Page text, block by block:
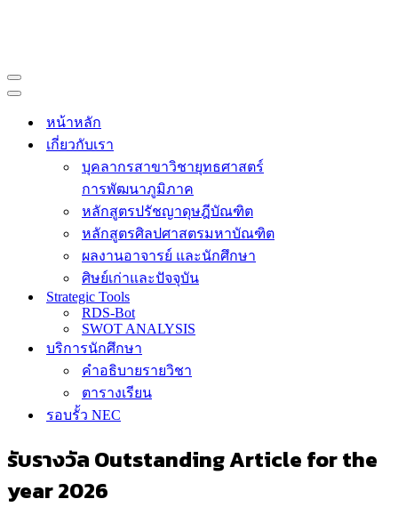
Navigation
Menu
Navigation
หน้าหลัก
เกี่ยวกับเรา
บุคลากรสาขาวิชายุทธศาสตร์
การพัฒนาภูมิภาค
หลักสูตรปรัชญาดุษฎีบัณฑิต
หลักสูตรศิลปศาสตรมหาบัณฑิต
ผลงานอาจารย์ และนักศึกษา
ศิษย์เก่าและปัจจุบัน
Strategic Tools
RDS-Bot
SWOT ANALYSIS
บริการนักศึกษา
คำอธิบายรายวิชา
ตารางเรียน
รอบรั้ว NEC
รับรางวัล Outstanding Article for the
year 2026